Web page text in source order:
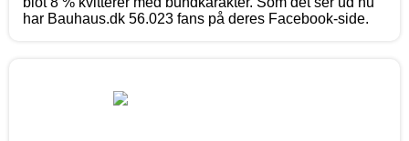
har Bauhaus.dk 56.023 fans på deres Facebook-side.